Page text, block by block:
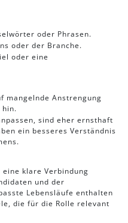
oder Phrasen.
oder der Branche.
oder eine
mangelnde Anstrengung
hin.
sind eher ernsthaft
ein besseres Verständnis
eine klare Verbindung
und der
Lebensläufe enthalten
die für die Rolle relevant